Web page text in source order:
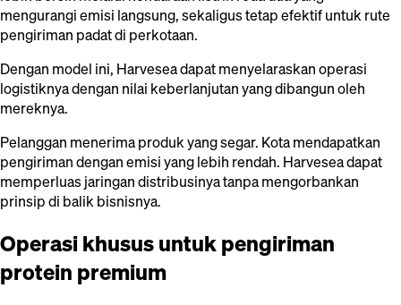
mengurangi emisi langsung, sekaligus tetap efektif untuk rute
pengiriman padat di perkotaan.
Dengan model ini, Harvesea dapat menyelaraskan operasi
logistiknya dengan nilai keberlanjutan yang dibangun oleh
mereknya.
Pelanggan menerima produk yang segar. Kota mendapatkan
pengiriman dengan emisi yang lebih rendah. Harvesea dapat
memperluas jaringan distribusinya tanpa mengorbankan
prinsip di balik bisnisnya.
Operasi khusus untuk pengiriman
protein premium